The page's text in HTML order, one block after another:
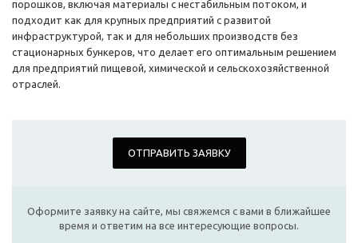
порошков, включая материалы с нестабильным потоком, и
подходит как для крупных предприятий с развитой
инфраструктурой, так и для небольших производств без
стационарных бункеров, что делает его оптимальным решением
для предприятий пищевой, химической и сельскохозяйственной
отраслей.
ОТПРАВИТЬ ЗАЯВКУ
Оформите заявку на сайте, мы свяжемся с вами в ближайшее
время и ответим на все интересующие вопросы.